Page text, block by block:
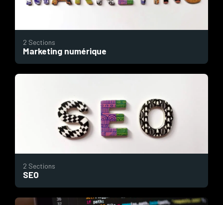
2 Sections
Marketing numérique
2 Sections
SEO